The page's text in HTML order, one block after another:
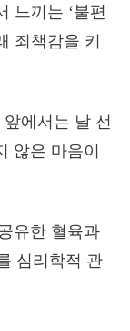
느끼는 ‘불편
죄책감을 키
에서는 날 선
않은 마음이
유한 혈육과
심리학적 관